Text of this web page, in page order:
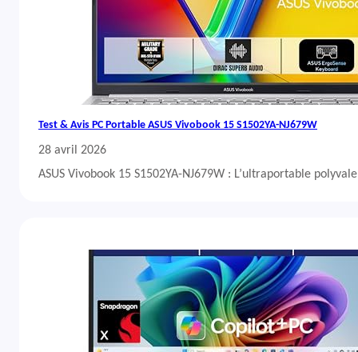
Test & Avis PC Portable ASUS Vivobook 15 S1502YA-NJ679W
28 avril 2026
ASUS Vivobook 15 S1502YA-NJ679W : L’ultraportable